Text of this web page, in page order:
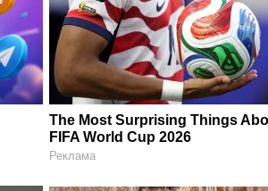
The Most Surprising Things
FIFA World Cup 2026
Реклама